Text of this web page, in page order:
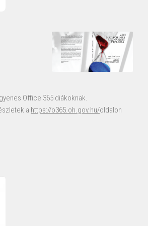
Office 365 diákoknak.
a https://o365.oh.gov.hu/oldalon